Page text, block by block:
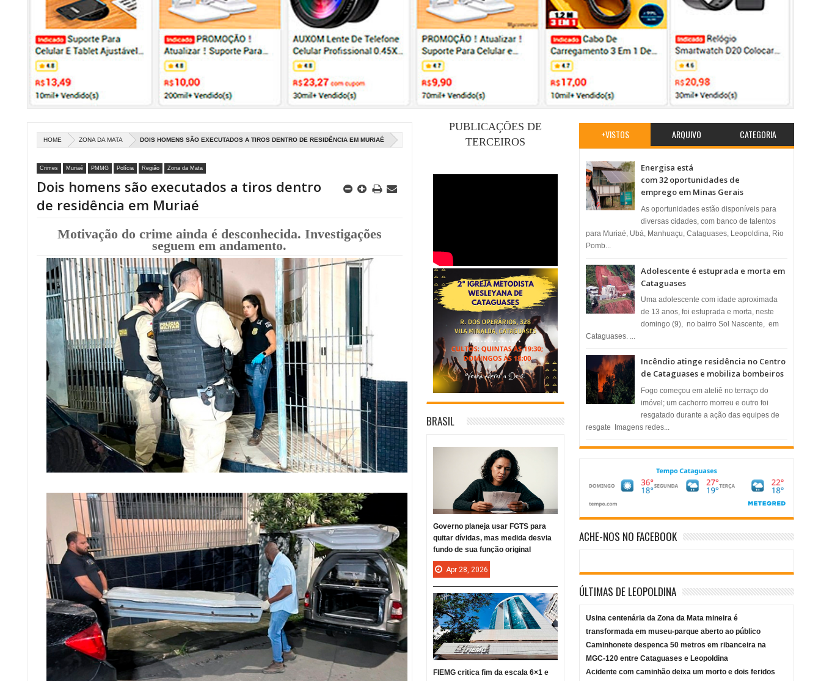
HOME ZONA DA MATA DOIS HOMENS SÃO EXECUTADOS A TIROS DENTRO DE RESIDÊNCIA EM MURIAÉ
Crimes Muriaé PMMG Polícia Região Zona da Mata
Dois homens são executados a tiros dentro
de residência em Muriaé
Motivação do crime ainda é desconhecida. Investigações
seguem em andamento.
+VISTOS ARQUIVO CATEGORIA
Energisa está
com 32 oportunidades de
emprego em Minas Gerais
As oportunidades estão disponíveis para
diversas cidades, com banco de talentos
para Muriaé, Ubá, Manhuaçu, Cataguases, Leopoldina, Rio
Pomb...
Adolescente é estuprada e morta em
Cataguases
Uma adolescente com idade aproximada
de 13 anos, foi estuprada e morta, neste
domingo (9), no bairro Sol Nascente, em
Cataguases. ...
Incêndio atinge residência no Centro
de Cataguases e mobiliza bombeiros
​Fogo começou em ateliê no terraço do
imóvel; um cachorro morreu e outro foi
resgatado durante a ação das equipes de
resgate ​ Imagens redes...
ACHE-NOS NO FACEBOOK
ÚLTIMAS DE LEOPOLDINA
Usina centenária da Zona da Mata mineira é
transformada em museu-parque aberto ao público
Caminhonete despenca 50 metros em ribanceira na
MGC-120 entre Cataguases e Leopoldina
Acidente com caminhão deixa um morto e dois feridos
PUBLICAÇÕES DE
TERCEIROS
BRASIL
Governo planeja usar FGTS para
quitar dívidas, mas medida desvia
fundo de sua função original
Apr 28, 2026
FIEMG critica fim da escala 6×1 e